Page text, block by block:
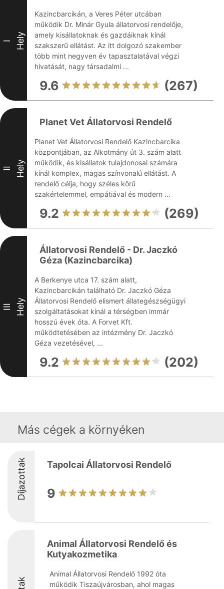
I Hely
Kazincbarcikán, a Veres Péter utcában
működik Dr. Minár Gyula állatorvosi rendelője,
amely kisállatoknak és gazdáiknak kínál
szakszerű ellátást. Az itt dolgozó szakember
több mint negyven év tapasztalatával végzi
hivatását, nagy társadalmi ...
9.6 (267)
II Hely
Planet Vet Állatorvosi Rendelő
Planet Vet Állatorvosi Rendelő Kazincbarcika
központjában, az Alkotmány út 3. szám alatt
működik, és kisállatok tulajdonosai számára
kínál komplex, magas színvonalú ellátást. A
rendelő célja, hogy széles körű
szakértelemmel, empátiával és modern ...
9.2 (269)
III Hely
Állatorvosi Rendelő - Dr. Jaczkó
Géza (Kazincbarcika)
A Berkenye utca 17. szám alatt,
Kazincbarcikán található Dr. Jaczkó Géza
Állatorvosi Rendelő elismert állategészségügyi
szolgáltatásokat kínál a térségben immár
hosszú évek óta. A Forvet Kft.
működtetésében az intézmény Dr. Jaczkó
Géza vezetésével, ...
9.2 (202)
Más cégek a környéken
Díjazottak Tapolcai Állatorvosi Rendelő
9
Animal Állatorvosi Rendelő és
Kutyakozmetika
Animal Állatorvosi Rendelő 1992 óta
működik Tiszaújvárosban, ahol magas